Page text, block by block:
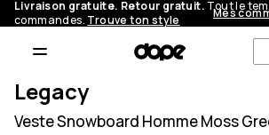
Livraison gratuite. Retour gratuit. Tout le
commandes. Trouve ton style Mes
Legacy
Veste Snowboard Homme Moss